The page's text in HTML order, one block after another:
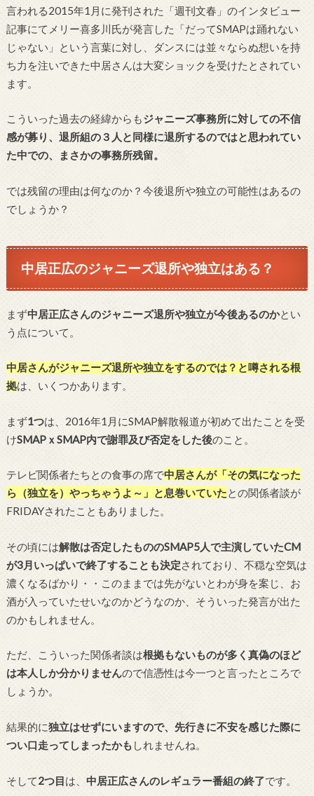
言われる2015年1月に発刊された「週刊文春」のインタビュー
記事にてメリー喜多川氏が発言した「だってSMAPは踊れない
じゃない」という言葉に対し、ダンスには並々ならぬ想いを持
ち力を注いできた中居さんは大変ショックを受けたとされてい
ます。
こういった過去の経緯からもジャニーズ事務所に対しての不信
感が募り、退所組の３人と同様に退所するのではと思われてい
た中での、まさかの事務所残留。
では残留の理由は何なのか？今後退所や独立の可能性はあるの
でしょうか？
中居正広のジャニーズ退所や独立はある？
まず中居正広さんのジャニーズ退所や独立が今後あるのかとい
う点について。
中居さんがジャニーズ退所や独立をするのでは？と噂される根
拠は、いくつかあります。
まず1つは、2016年1月にSMAP解散報道が初めて出たことを受
けSMAPｘSMAP内で謝罪及び否定をした後のこと。
テレビ関係者たちとの食事の席で中居さんが「その気になった
ら（独立を）やっちゃうよ～」と息巻いていたとの関係者談が
FRIDAYされたこともありました。
その頃には解散は否定したもののSMAP5人で主演していたCM
が3月いっぱいで終了することも決定されており、不穏な空気は
濃くなるばかり・・このままでは先がないとわが身を案じ、お
酒が入っていたせいなのかどうなのか、そういった発言が出た
のかもしれません。
ただ、こういった関係者談は根拠もないものが多く真偽のほど
は本人しか分かりませんので信憑性は今一つと言ったところで
しょうか。
結果的に独立はせずにいますので、先行きに不安を感じた際に
つい口走ってしまったかも しれませんね。
そして2つ目は、 中居正広さんのレギュラー番組の終了です。